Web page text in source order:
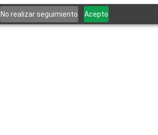
No realizar seguimiento Acepto